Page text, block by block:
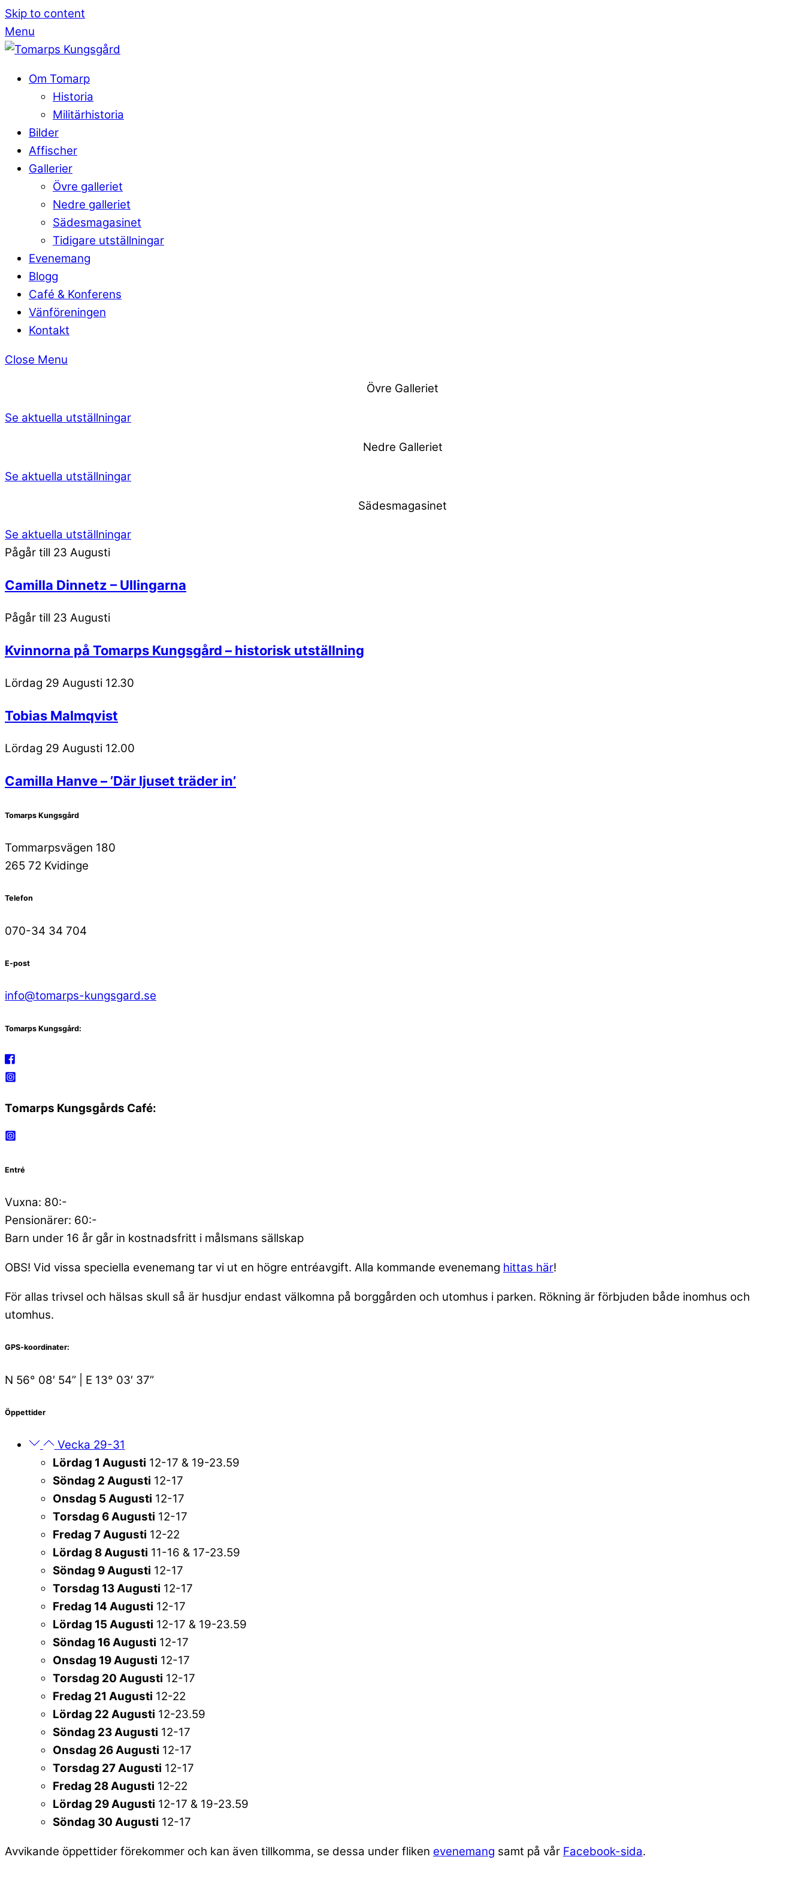
Skip to content
Menu
Om Tomarp
Historia
Militärhistoria
Bilder
Affischer
Gallerier
Övre galleriet
Nedre galleriet
Sädesmagasinet
Tidigare utställningar
Evenemang
Blogg
Café & Konferens
Vänföreningen
Kontakt
Close Menu
Övre Galleriet
Se aktuella utställningar
Nedre Galleriet
Se aktuella utställningar
Sädesmagasinet
Se aktuella utställningar
Pågår till 23 Augusti
Camilla Dinnetz – Ullingarna
Pågår till 23 Augusti
Kvinnorna på Tomarps Kungsgård – historisk utställning
Lördag 29 Augusti 12.30
Tobias Malmqvist
Lördag 29 Augusti 12.00
Camilla Hanve – ’Där ljuset träder in’
Tomarps Kungsgård
Tommarpsvägen 180
265 72 Kvidinge
Telefon
070-34 34 704
E-post
info@tomarps-kungsgard.se
Tomarps Kungsgård:
Tomarps Kungsgårds Café:
Entré
Vuxna: 80:-
Pensionärer: 60:-
Barn under 16 år går in kostnadsfritt i målsmans sällskap
OBS! Vid vissa speciella evenemang tar vi ut en högre entréavgift. Alla kommande evenemang hittas här!
För allas trivsel och hälsas skull så är husdjur endast välkomna på borggården och utomhus i parken. Rökning är förbjuden både inomhus och
utomhus.
GPS-koordinater:
N 56° 08′ 54” | E 13° 03′ 37”
Öppettider
Vecka 29-31
Lördag 1 Augusti 12-17 & 19-23.59
Söndag 2 Augusti 12-17
Onsdag 5 Augusti 12-17
Torsdag 6 Augusti 12-17
Fredag 7 Augusti 12-22
Lördag 8 Augusti 11-16 & 17-23.59
Söndag 9 Augusti 12-17
Torsdag 13 Augusti 12-17
Fredag 14 Augusti 12-17
Lördag 15 Augusti 12-17 & 19-23.59
Söndag 16 Augusti 12-17
Onsdag 19 Augusti 12-17
Torsdag 20 Augusti 12-17
Fredag 21 Augusti 12-22
Lördag 22 Augusti 12-23.59
Söndag 23 Augusti 12-17
Onsdag 26 Augusti 12-17
Torsdag 27 Augusti 12-17
Fredag 28 Augusti 12-22
Lördag 29 Augusti 12-17 & 19-23.59
Söndag 30 Augusti 12-17
Avvikande öppettider förekommer och kan även tillkomma, se dessa under fliken evenemang samt på vår Facebook-sida.